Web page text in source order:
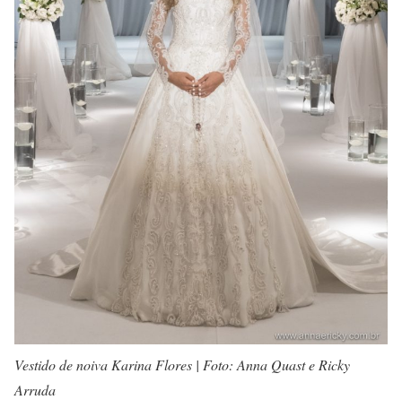
Vestido de noiva Karina Flores | Foto: Anna Quast e Ricky
Arruda